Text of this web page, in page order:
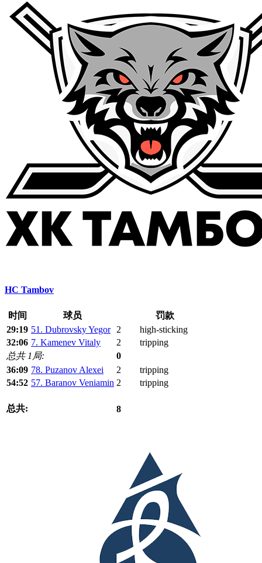
HC Tambov
时间 球员
罚款
29:19 51. Dubrovsky Yegor 2
high-sticking
32:06 7. Kamenev Vitaly 2
tripping
总共 1局:
0
36:09 78. Puzanov Alexei 2
tripping
54:52 57. Baranov Veniamin 2 tripping
总共: 8